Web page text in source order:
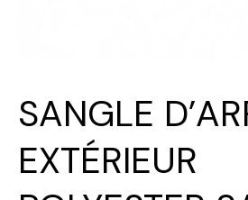
SANGLE
EXTÉRIEUR